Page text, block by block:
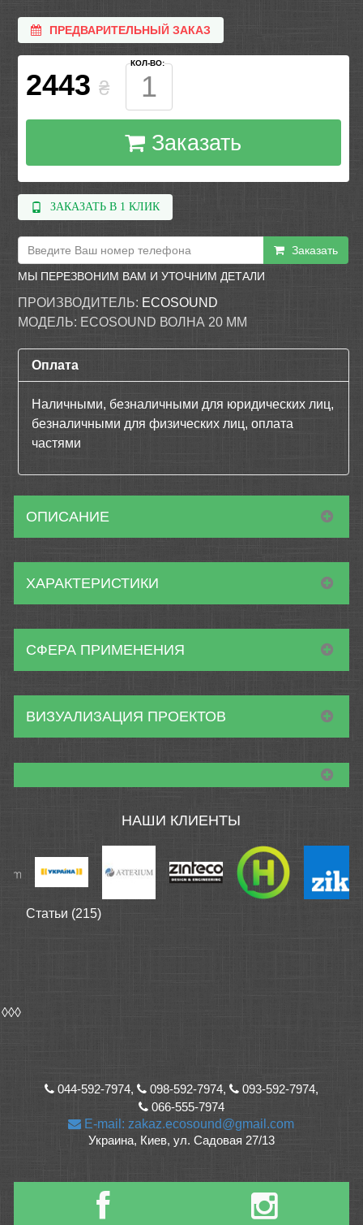
ПРЕДВАРИТЕЛЬНЫЙ ЗАКАЗ
2443 ₴
КОЛ-ВО:
Заказать
ЗАКАЗАТЬ В 1 КЛИК
Заказать
МЫ ПЕРЕЗВОНИМ ВАМ И УТОЧНИМ ДЕТАЛИ
ПРОИЗВОДИТЕЛЬ: ECOSOUND
МОДЕЛЬ: ECOSOUND ВОЛНА 20 ММ
Оплата
Наличными, безналичными для юридических лиц,
безналичными для физических лиц, оплата
частями
ОПИСАНИЕ
ХАРАКТЕРИСТИКИ
СФЕРА ПРИМЕНЕНИЯ
ВИЗУАЛИЗАЦИЯ ПРОЕКТОВ
НАШИ КЛИЕНТЫ
Статьи (215)
◊◊◊
044-592-7974, 098-592-7974,
093-592-7974,
066-555-7974
E-mail: zakaz.ecosound@gmail.com
Украина, Киев, ул. Садовая 27/13